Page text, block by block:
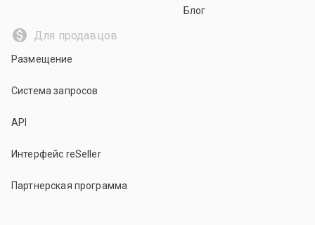
Блог
Для продавцов
Размещение
Система запросов
API
Интерфейс reSeller
Партнерская программа